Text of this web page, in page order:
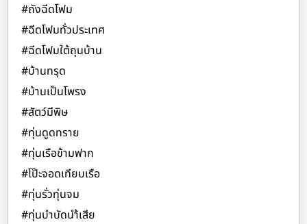
#ถังฉีดโฟม
#ฉีดโฟมทั่วประเทศ
#ฉีดโฟมใต้ถุนบ้าน
#บ้านทรุด
#บ้านเป็นโพรง
#สัตว์มีพิษ
#ทุ่นดูดทราย
#ทุ่นเรือข้ามฟาก
#โป๊ะจอดเทียบเรือ
#ทุ่นรั่วทุ่นจม
#ทุ่นบำบัดนำ้เสีย